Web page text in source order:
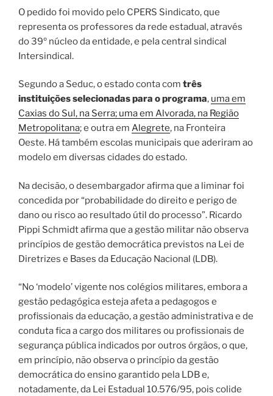
O pedido foi movido pelo CPERS Sindicato, que
representa os professores da rede estadual, através
do 39º núcleo da entidade, e pela central sindical
Intersindical.
Segundo a Seduc, o estado conta com três
instituições selecionadas para o programa, uma em
Caxias do Sul, na Serra; uma em Alvorada, na Região
Metropolitana; e outra em Alegrete, na Fronteira
Oeste. Há também escolas municipais que aderiram ao
modelo em diversas cidades do estado.
Na decisão, o desembargador afirma que a liminar foi
concedida por “probabilidade do direito e perigo de
dano ou risco ao resultado útil do processo”. Ricardo
Pippi Schmidt afirma que a gestão militar não observa
princípios de gestão democrática previstos na Lei de
Diretrizes e Bases da Educação Nacional (LDB).
“No ‘modelo’ vigente nos colégios militares, embora a
gestão pedagógica esteja afeta a pedagogos e
profissionais da educação, a gestão administrativa e de
conduta fica a cargo dos militares ou profissionais de
segurança pública indicados por outros órgãos, o que,
em princípio, não observa o princípio da gestão
democrática do ensino garantido pela LDB e,
notadamente, da Lei Estadual 10.576/95, pois colide